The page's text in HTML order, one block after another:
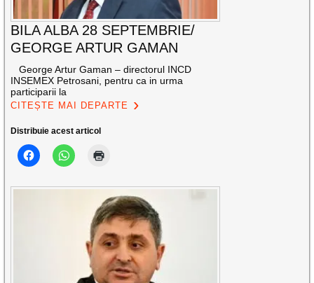
BILA ALBA 28 SEPTEMBRIE/
GEORGE ARTUR GAMAN
George Artur Gaman – directorul INCD
INSEMEX Petrosani, pentru ca in urma
participarii la
CITEȘTE MAI DEPARTE
Distribuie acest articol